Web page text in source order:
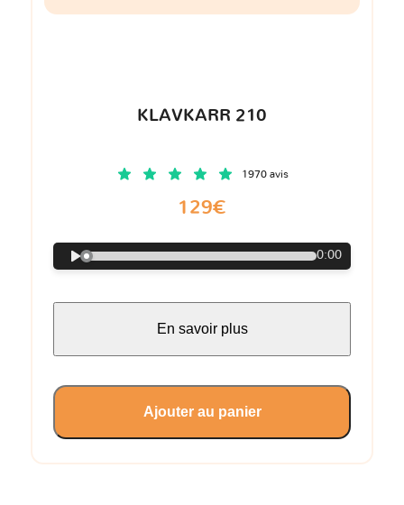
KLAVKARR 210
1970 avis
129€
0:00
En savoir plus
Ajouter au panier